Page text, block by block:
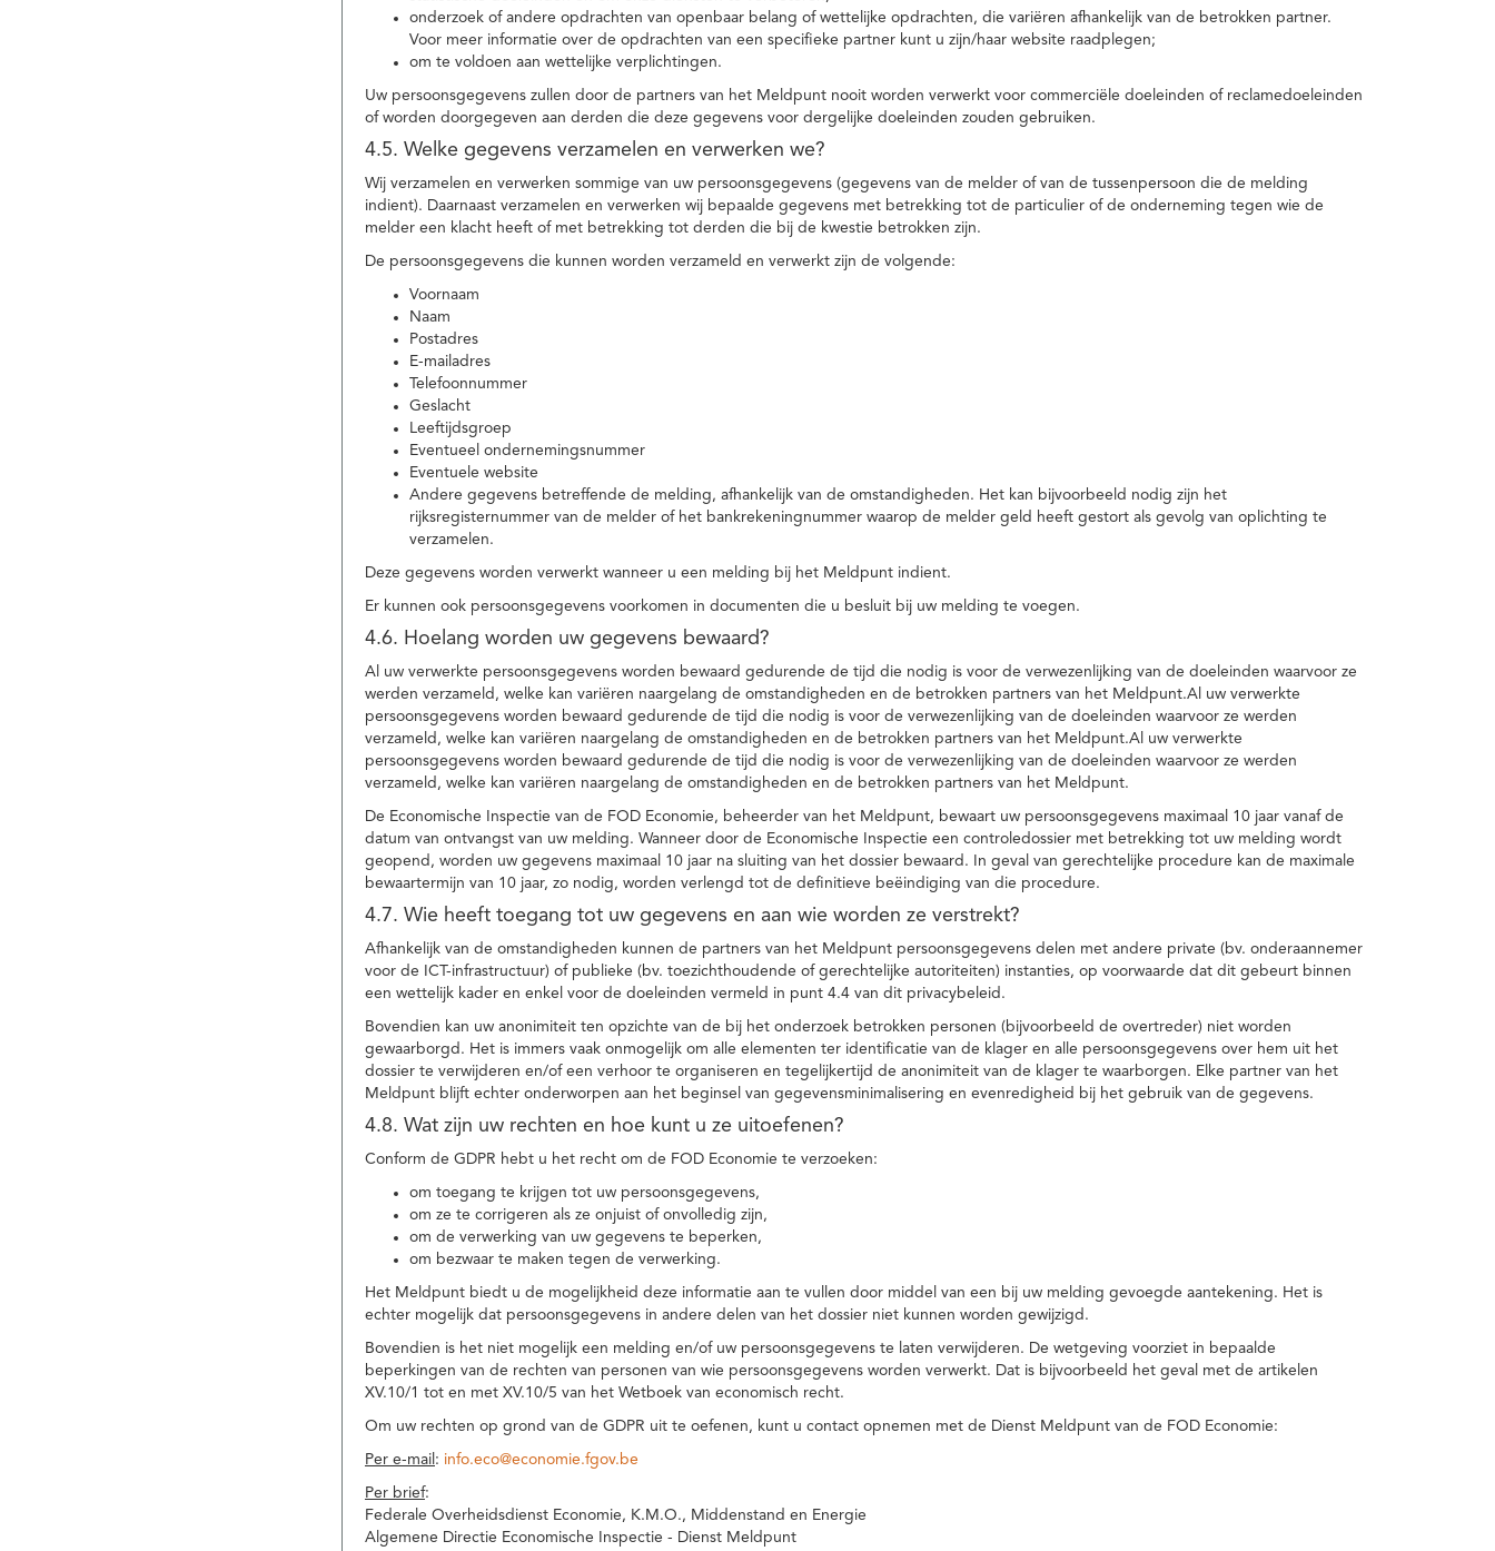
onderzoek of andere opdrachten van openbaar belang of wettelijke opdrachten, die variëren afhankelijk van de betrokken partner.
Voor meer informatie over de opdrachten van een specifieke partner kunt u zijn/haar website raadplegen;
om te voldoen aan wettelijke verplichtingen.
Uw persoonsgegevens zullen door de partners van het Meldpunt nooit worden verwerkt voor commerciële doeleinden of reclamedoeleinden
of worden doorgegeven aan derden die deze gegevens voor dergelijke doeleinden zouden gebruiken.
4.5. Welke gegevens verzamelen en verwerken we?
Wij verzamelen en verwerken sommige van uw persoonsgegevens (gegevens van de melder of van de tussenpersoon die de melding
indient). Daarnaast verzamelen en verwerken wij bepaalde gegevens met betrekking tot de particulier of de onderneming tegen wie de
melder een klacht heeft of met betrekking tot derden die bij de kwestie betrokken zijn.
De persoonsgegevens die kunnen worden verzameld en verwerkt zijn de volgende:
Voornaam
Naam
Postadres
E-mailadres
Telefoonnummer
Geslacht
Leeftijdsgroep
Eventueel ondernemingsnummer
Eventuele website
Andere gegevens betreffende de melding, afhankelijk van de omstandigheden. Het kan bijvoorbeeld nodig zijn het
rijksregisternummer van de melder of het bankrekeningnummer waarop de melder geld heeft gestort als gevolg van oplichting te
verzamelen.
Deze gegevens worden verwerkt wanneer u een melding bij het Meldpunt indient.
Er kunnen ook persoonsgegevens voorkomen in documenten die u besluit bij uw melding te voegen.
4.6. Hoelang worden uw gegevens bewaard?
Al uw verwerkte persoonsgegevens worden bewaard gedurende de tijd die nodig is voor de verwezenlijking van de doeleinden waarvoor ze
werden verzameld, welke kan variëren naargelang de omstandigheden en de betrokken partners van het Meldpunt.Al uw verwerkte
persoonsgegevens worden bewaard gedurende de tijd die nodig is voor de verwezenlijking van de doeleinden waarvoor ze werden
verzameld, welke kan variëren naargelang de omstandigheden en de betrokken partners van het Meldpunt.Al uw verwerkte
persoonsgegevens worden bewaard gedurende de tijd die nodig is voor de verwezenlijking van de doeleinden waarvoor ze werden
verzameld, welke kan variëren naargelang de omstandigheden en de betrokken partners van het Meldpunt.
De Economische Inspectie van de FOD Economie, beheerder van het Meldpunt, bewaart uw persoonsgegevens maximaal 10 jaar vanaf de
datum van ontvangst van uw melding. Wanneer door de Economische Inspectie een controledossier met betrekking tot uw melding wordt
geopend, worden uw gegevens maximaal 10 jaar na sluiting van het dossier bewaard. In geval van gerechtelijke procedure kan de maximale
bewaartermijn van 10 jaar, zo nodig, worden verlengd tot de definitieve beëindiging van die procedure.
4.7. Wie heeft toegang tot uw gegevens en aan wie worden ze verstrekt?
Afhankelijk van de omstandigheden kunnen de partners van het Meldpunt persoonsgegevens delen met andere private (bv. onderaannemer
voor de ICT-infrastructuur) of publieke (bv. toezichthoudende of gerechtelijke autoriteiten) instanties, op voorwaarde dat dit gebeurt binnen
een wettelijk kader en enkel voor de doeleinden vermeld in punt 4.4 van dit privacybeleid.
Bovendien kan uw anonimiteit ten opzichte van de bij het onderzoek betrokken personen (bijvoorbeeld de overtreder) niet worden
gewaarborgd. Het is immers vaak onmogelijk om alle elementen ter identificatie van de klager en alle persoonsgegevens over hem uit het
dossier te verwijderen en/of een verhoor te organiseren en tegelijkertijd de anonimiteit van de klager te waarborgen. Elke partner van het
Meldpunt blijft echter onderworpen aan het beginsel van gegevensminimalisering en evenredigheid bij het gebruik van de gegevens.
4.8. Wat zijn uw rechten en hoe kunt u ze uitoefenen?
Conform de GDPR hebt u het recht om de FOD Economie te verzoeken:
om toegang te krijgen tot uw persoonsgegevens,
om ze te corrigeren als ze onjuist of onvolledig zijn,
om de verwerking van uw gegevens te beperken,
om bezwaar te maken tegen de verwerking.
Het Meldpunt biedt u de mogelijkheid deze informatie aan te vullen door middel van een bij uw melding gevoegde aantekening. Het is
echter mogelijk dat persoonsgegevens in andere delen van het dossier niet kunnen worden gewijzigd.
Bovendien is het niet mogelijk een melding en/of uw persoonsgegevens te laten verwijderen. De wetgeving voorziet in bepaalde
beperkingen van de rechten van personen van wie persoonsgegevens worden verwerkt. Dat is bijvoorbeeld het geval met de artikelen
XV.10/1 tot en met XV.10/5 van het Wetboek van economisch recht.
Om uw rechten op grond van de GDPR uit te oefenen, kunt u contact opnemen met de Dienst Meldpunt van de FOD Economie:
Per e-mail : info.eco@economie.fgov.be
Per brief:
Federale Overheidsdienst Economie, K.M.O., Middenstand en Energie
Algemene Directie Economische Inspectie - Dienst Meldpunt